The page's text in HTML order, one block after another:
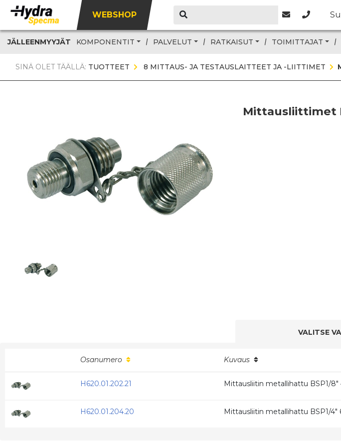
WEBSHOP
JÄLLEENMYYJÄT KOMPONENTIT PALVELUT RATKAISUT TOIMITTAJAT
SINÄ OLET TÄÄLLÄ: TUOTTEET 8 MITTAUS- JA TESTAUSLAITTEET JA -LIITTIMET
Mittausliittimet
VALITSE
Osanumero Kuvaus
H620.01.202.21 Mittausliitin metallihattu BSP1/8"
H620.01.204.20 Mittausliitin metallihattu BSP1/4"